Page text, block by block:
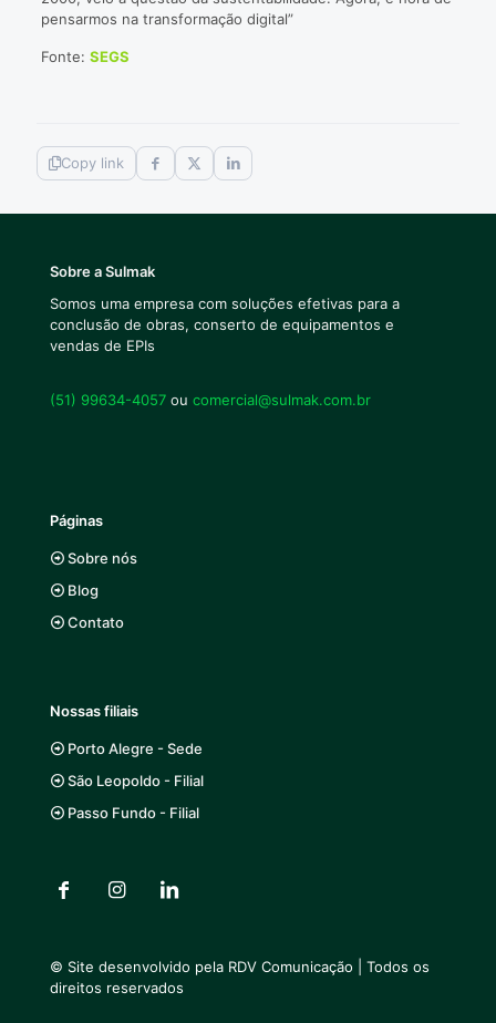
pensarmos na transformação digital”
Fonte: SEGS
Copy link
Sobre a Sulmak
Somos uma empresa com soluções efetivas para a
conclusão de obras, conserto de equipamentos e
vendas de EPIs
(51) 99634-4057 ou comercial@sulmak.com.br
Páginas
Sobre nós
Blog
Contato
Nossas filiais
Porto Alegre - Sede
São Leopoldo - Filial
Passo Fundo - Filial
© Site desenvolvido pela RDV Comunicação | Todos os
direitos reservados